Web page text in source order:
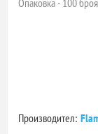
Производител: